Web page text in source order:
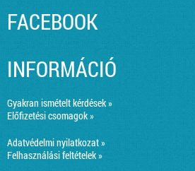
FACEBOOK
INFORMÁCIÓ
Gyakran ismételt kérdések »
Előfizetési csomagok »
Adatvédelmi nyilatkozat »
Felhasználási feltételek »